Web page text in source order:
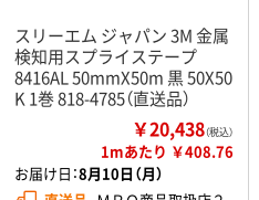
スリーエム ジャパン 3M 金属
検知用スプライステープ
8416AL 50mmX50m 黒 50X50
K 1巻 818-4785（直送品）
￥20,438（税込）
1mあたり ￥408.76
お届け日：8月10日（月）